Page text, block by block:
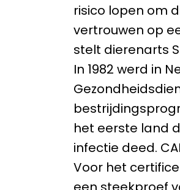
risico lopen om
vertrouwen op
stelt dierenarts
In 1982 werd in
het eerste land
infectie deed.
Voor het